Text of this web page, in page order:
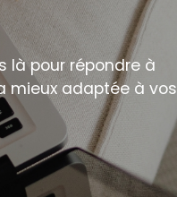
là pour répondre à
mieux adaptée à vos